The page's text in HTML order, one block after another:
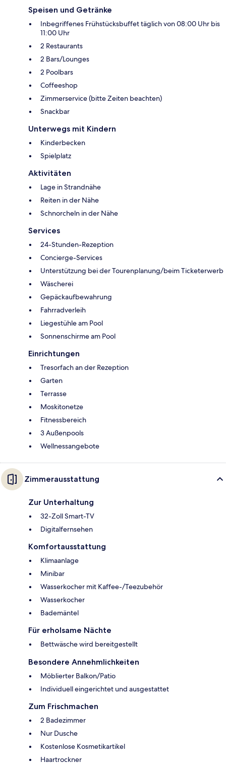
Speisen und Getränke
Inbegriffenes Frühstücksbuffet täglich von 08:00 Uhr bis
11:00 Uhr
2 Restaurants
2 Bars/Lounges
2 Poolbars
Coffeeshop
Zimmerservice (bitte Zeiten beachten)
Snackbar
Unterwegs mit Kindern
Kinderbecken
Spielplatz
Aktivitäten
Lage in Strandnähe
Reiten in der Nähe
Schnorcheln in der Nähe
Services
24-Stunden-Rezeption
Concierge-Services
Unterstützung bei der Tourenplanung/beim Ticketerwerb
Wäscherei
Gepäckaufbewahrung
Fahrradverleih
Liegestühle am Pool
Sonnenschirme am Pool
Einrichtungen
Tresorfach an der Rezeption
Garten
Terrasse
Moskitonetze
Fitnessbereich
3 Außenpools
Wellnessangebote
Zimmerausstattung
Zur Unterhaltung
32-Zoll Smart-TV
Digitalfernsehen
Komfortausstattung
Klimaanlage
Minibar
Wasserkocher mit Kaffee-/Teezubehör
Wasserkocher
Bademäntel
Für erholsame Nächte
Bettwäsche wird bereitgestellt
Besondere Annehmlichkeiten
Möblierter Balkon/Patio
Individuell eingerichtet und ausgestattet
Zum Frischmachen
2 Badezimmer
Nur Dusche
Kostenlose Kosmetikartikel
Haartrockner